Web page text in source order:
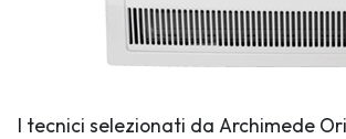
I tecnici selezionati da Archimede